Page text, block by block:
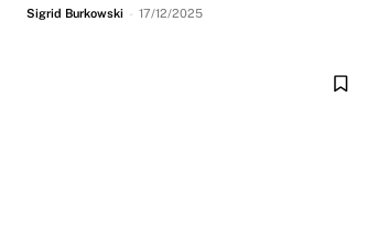
Sigrid Burkowski - 17/12/2025